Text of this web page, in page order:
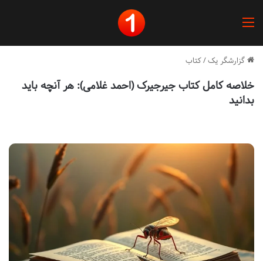
گزارشگر یک/کتاب
خلاصه کامل کتاب جیرجیرک (احمد غلامی): هر آنچه باید
بدانید